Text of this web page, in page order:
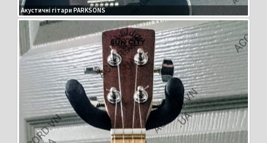
Акустичні гітари PARKSONS